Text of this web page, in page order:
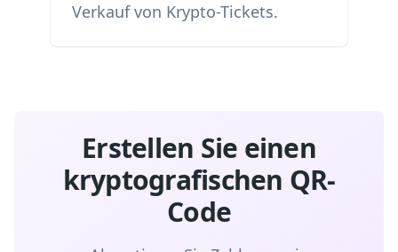
Verkauf von Krypto-Tickets.
Erstellen Sie einen
kryptografischen QR-
Code